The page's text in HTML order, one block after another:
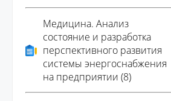
Медицина. Анализ
состояние и разработка
перспективного развития
системы энергоснабжения
на предприятии (8)